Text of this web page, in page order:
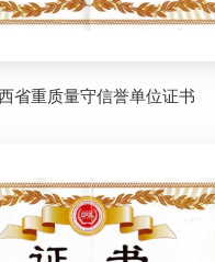
省重质量守信誉单位证书